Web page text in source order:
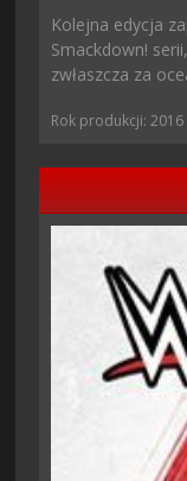
Kolejna edycja
Smackdown!
zwłaszcza za
Rok produkcji: 2016